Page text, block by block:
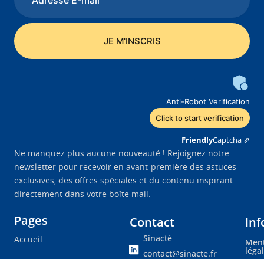
Anti-Robot Verification
Click to start verification
FriendlyCaptcha ⇗
Ne manquez plus aucune nouveauté ! Rejoignez notre
newsletter pour recevoir en avant-première des astuces
exclusives, des offres spéciales et du contenu inspirant
directement dans votre boîte mail.
Pages
Accueil
Contact
Sinacté
contact@sinacte.fr